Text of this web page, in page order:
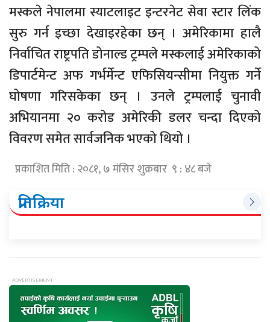
मस्कले नेपालमा स्याटलाइट इन्टरनेट सेवा स्टार लिंक
सुरु गर्न इच्छा देखाइरहेका छन् । अमेरिकामा हालै
निर्वाचित राष्ट्रपति डोनाल्ड ट्रम्पले मस्कलाई अमेरिकाको
डिपार्टमेन्ट अफ गर्भर्मेन्ट एफिसियन्सीमा नियुक्त गर्ने
घोषणा गरिसकेका छन् । उनले ट्रम्पलाई चुनावी
अभियानमा २० करोड अमेरिकी डलर चन्दा दिएको
विवरण समेत सार्वजनिक भएको थियो ।
प्रकाशित मिति : २०८१, ७ मंसिर शुक्रबार ९ : ४८ बजे
प्रतिक्रिया